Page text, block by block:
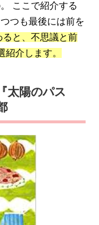
ここで紹介する
つも最後には前を
ると、不思議と前
介します。
太陽のパス